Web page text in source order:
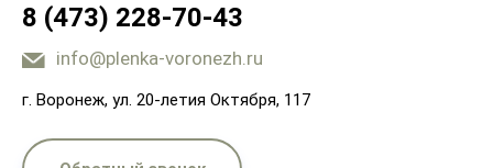
8 (473) 228-70-43
info@plenka-voronezh.ru
г. Воронеж, ул. 20-летия Октября, 117